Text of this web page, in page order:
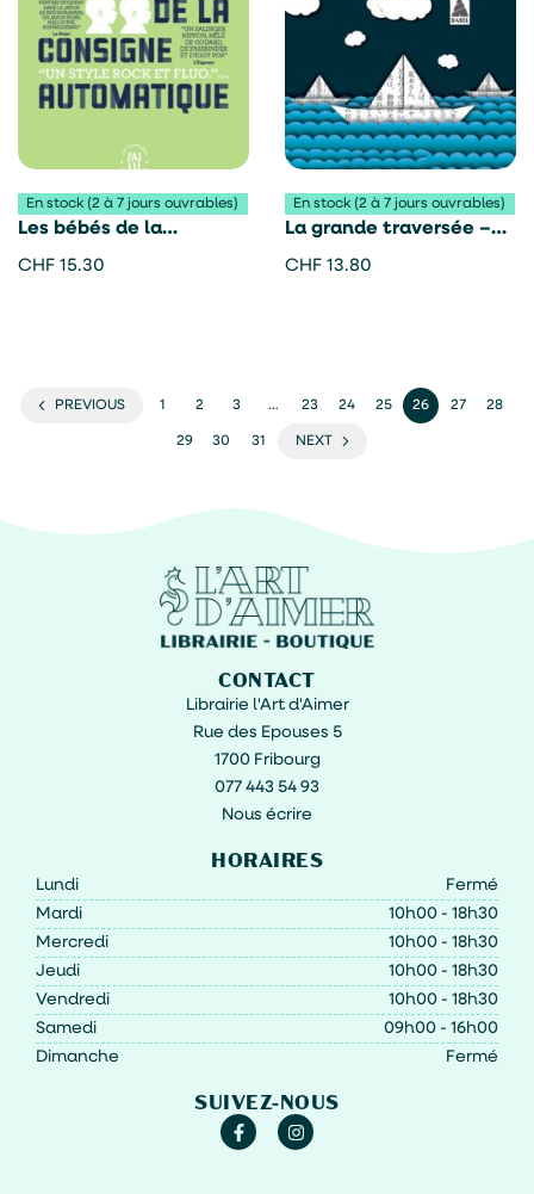
En stock (2 à 7 jours ouvrables)
Les bébés de la
consigne automatique –
CHF 15.30
En stock (2 à 7 jours ouvrables)
La grande traversée –
Shion Miura
CHF 13.80
PREVIOUS 1 2 3 … 23 24 25 26 27 28
29 30 31 NEXT
CONTACT
Librairie l'Art d'Aimer
Rue des Epouses 5
1700 Fribourg
077 443 54 93
Nous écrire
HORAIRES
Lundi
Fermé
Mardi
10h00 - 18h30
Mercredi
10h00 - 18h30
Jeudi
10h00 - 18h30
Vendredi
10h00 - 18h30
Samedi
09h00 - 16h00
Dimanche
Fermé
SUIVEZ-NOUS